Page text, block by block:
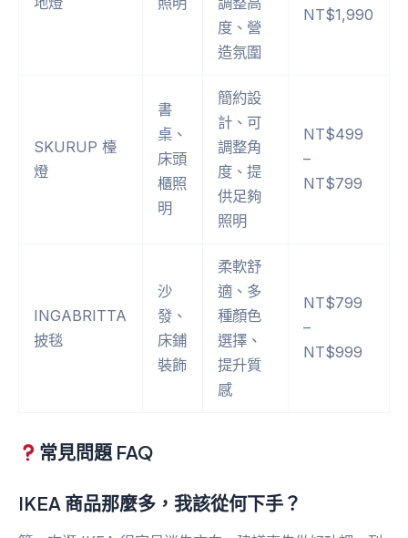
度、營
造氛圍
NT$1,990
SKURUP 檯
燈
書
桌、
床頭
櫃照
明
簡約設
計、可
調整角
度、提
供足夠
照明
NT$499
–
NT$799
INGABRITTA
披毯
沙
發、
床鋪
裝飾
柔軟舒
適、多
種顏色
選擇、
提升質
感
NT$799
–
NT$999
常見問題 FAQ
IKEA 商品那麼多，我該從何下手？